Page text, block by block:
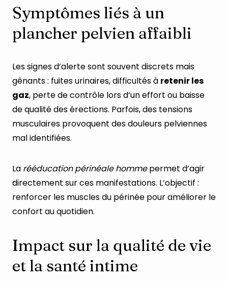
Symptômes liés à un
plancher pelvien affaibli
Les signes d’alerte sont souvent discrets mais
gênants : fuites urinaires, difficultés à retenir les
gaz, perte de contrôle lors d’un effort ou baisse
de qualité des érections. Parfois, des tensions
musculaires provoquent des douleurs pelviennes
mal identifiées.
La rééducation périnéale hommepermet d’agir
directement sur ces manifestations. L’objectif :
renforcer les muscles du périnée pour améliorer le
confort au quotidien.
Impact sur la qualité de vie
et la santé intime